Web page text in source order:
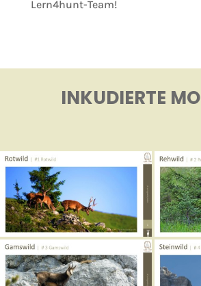
Lern4hunt-Team!
INKUDIERTE